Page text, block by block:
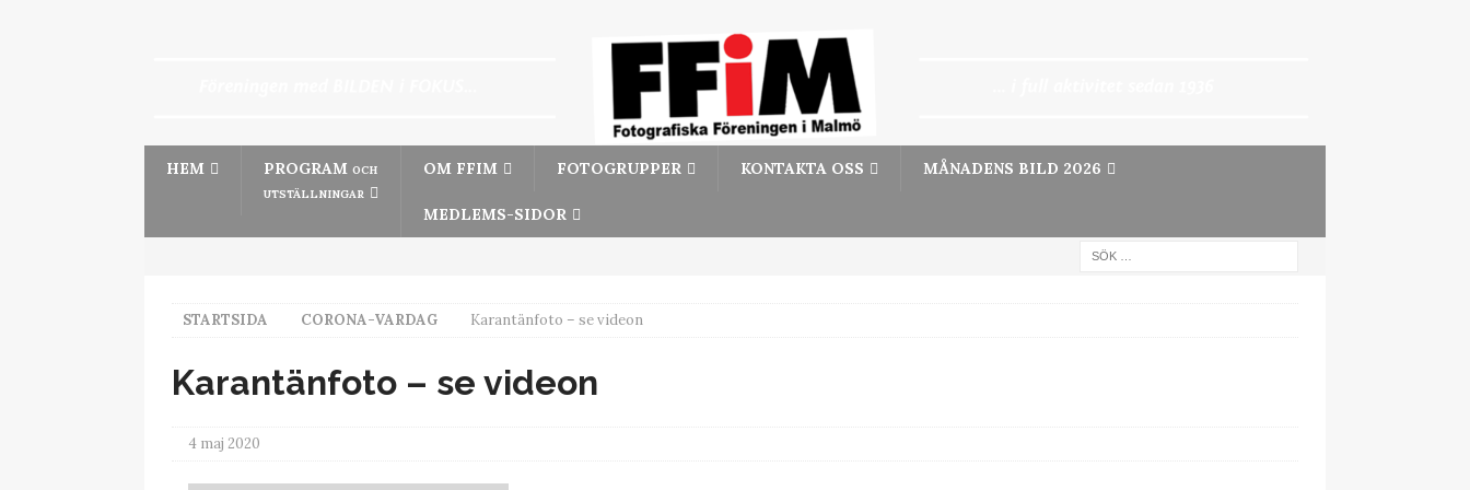
HEM PROGRAM OCH
UTSTÄLLNINGAR
OM FFIM FOTOGRUPPER KONTAKTA OSS MÅNADENS BILD 2026
MEDLEMS-SIDOR
STARTSIDA CORONA-VARDAG Karantänfoto – se videon
Karantänfoto – se videon
4 maj 2020